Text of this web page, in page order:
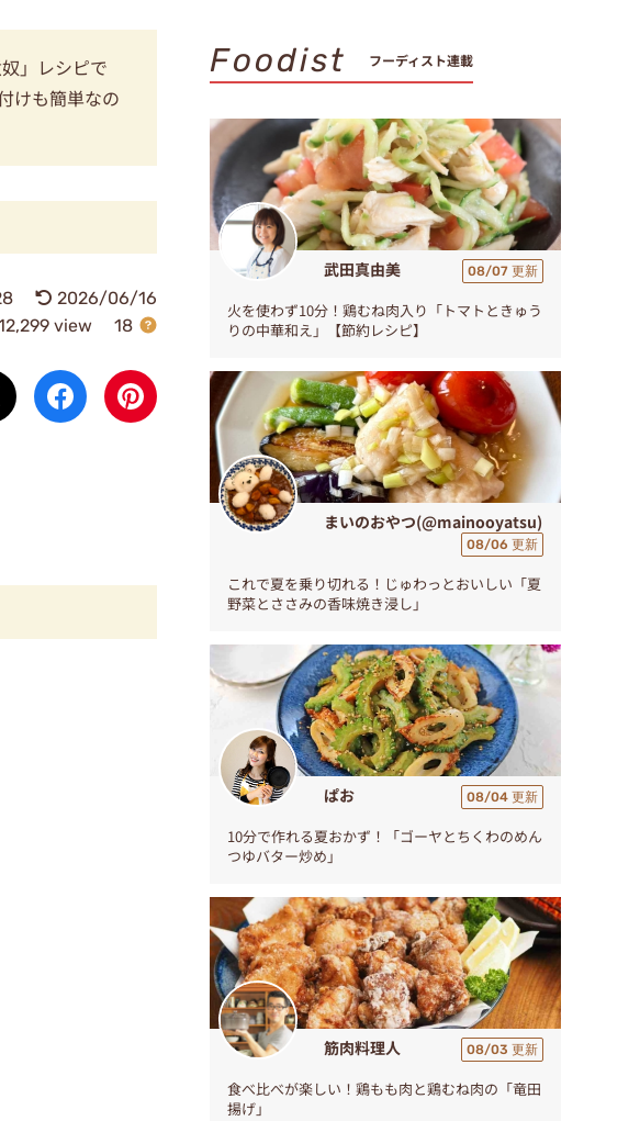
」レシピで
けも簡単なの
2026/06/16
view
18
Foodist フーディスト連載
武田真由美 08/07 更新
火を使わず10分！鶏むね肉入り「トマトときゅう
りの中華和え」【節約レシピ】
まいのおやつ(@mainooyatsu)
08/06 更新
これで夏を乗り切れる！じゅわっとおいしい「夏
野菜とささみの香味焼き浸し」
ぱお 08/04 更新
10分で作れる夏おかず！「ゴーヤとちくわのめん
つゆバター炒め」
筋肉料理人 08/03 更新
食べ比べが楽しい！鶏もも肉と鶏むね肉の「竜田
揚げ」